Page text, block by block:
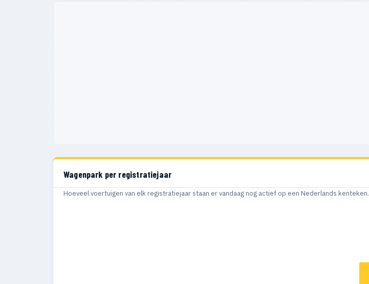
Wagenpark per registratiejaar
Hoeveel voertuigen van elk registratiejaar staan er vandaag nog actief op een Nederlands kenteken.